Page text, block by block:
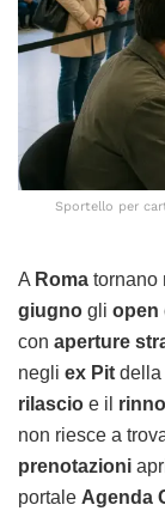
Sportello per
A Roma tornano
giugno gli open
con aperture
negli ex Pit della
rilascio e il
non riesce a
prenotazioni
portale Agenda